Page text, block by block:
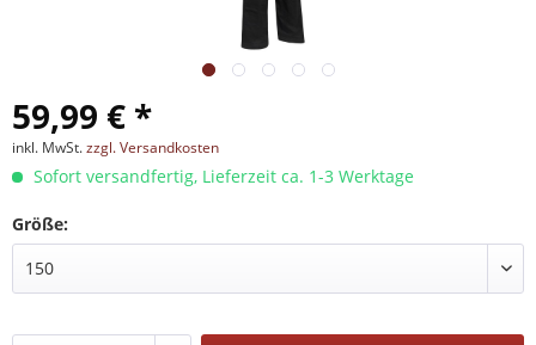
59,99 € *
inkl. MwSt.zzgl. Versandkosten
Sofort versandfertig, Lieferzeit ca. 1-3 Werktage
Größe: